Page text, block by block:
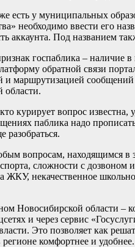
есть у муниципальных
необходимо ввести его
аккаунта. Под названием
госпаблика – наличие
обратной связи
и маршрутизацией
области.
курирует вопрос
паблика надо
разобраться.
вопросам, находящимся в
сложности с дозвоном
ЖКУ, некачественное
Новосибирской области –
и через сервис
Это позволяет как
комфортнее и удобнее.